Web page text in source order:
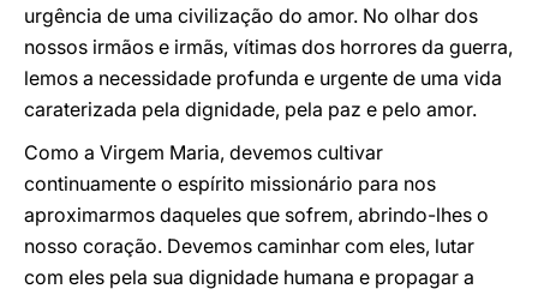
urgência de uma civilização do amor. No olhar dos
nossos irmãos e irmãs, vítimas dos horrores da guerra,
lemos a necessidade profunda e urgente de uma vida
caraterizada pela dignidade, pela paz e pelo amor.
Como a Virgem Maria, devemos cultivar
continuamente o espírito missionário para nos
aproximarmos daqueles que sofrem, abrindo-lhes o
nosso coração. Devemos caminhar com eles, lutar
com eles pela sua dignidade humana e propagar a